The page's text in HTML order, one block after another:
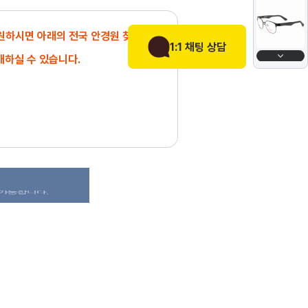
1:1 채팅 상담
시면 아래의 전국 안경원 찾기에서
하실 수 있습니다.